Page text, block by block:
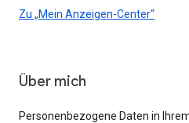
Zu „Mein Anzeigen-Center“
Über mich
Personenbezogene Daten in